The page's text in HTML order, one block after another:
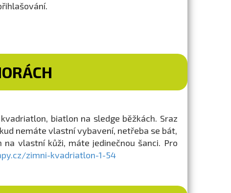
biatlon na sledge běžkách. Sraz
nemáte vlastní vybavení, netřeba se bát,
vlastní kůži, máte jedinečnou šanci. Pro
zimni-kvadriatlon-1-54